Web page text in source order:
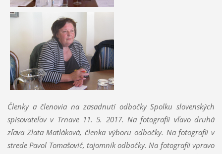
Členky a členovia na zasadnutí odbočky Spolku slovenských
spisovateľov v Trnave 11. 5. 2017. Na fotografii vľavo druhá
zľava Zlata Matláková, členka výboru odbočky. Na fotografii v
strede Pavol Tomašovič, tajomník odbočky. Na fotografii vpravo